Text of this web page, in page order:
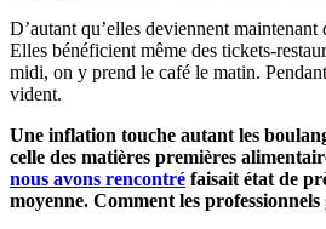
D’autant qu’elles deviennent maintenant
Elles bénéficient même des tickets-
midi, on y prend le café le matin.
vident.
Une inflation touche autant les
celle des matières premières
nous avons rencontré faisait état de
moyenne. Comment les